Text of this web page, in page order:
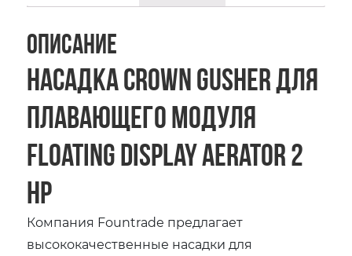
Описание
Насадка Crown Gusher для
плавающего модуля
Floating Display Aerator 2
HP
Компания Fountrade предлагает
высококачественные насадки для